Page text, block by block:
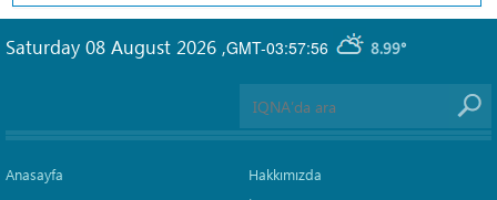
GMT-03:57:56 8.99°
Saturday 08 August 2026 ,
Anasayfa
Hakkımızda